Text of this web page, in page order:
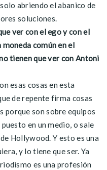
abriendo el abanico de
soluciones.
ver con el ego y con el
común en el
tienen que ver con Antoni
esas cosas en esta
de repente firma cosas
porque son sobre equipos
en un medio, o sale
Hollywood. Y esto es una
y lo tiene que ser. Ya
es una profesión